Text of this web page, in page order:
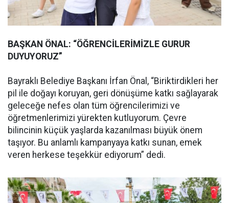
BAŞKAN ÖNAL: “ÖĞRENCİLERİMİZLE GURUR
DUYUYORUZ”
Bayraklı Belediye Başkanı İrfan Önal, “Biriktirdikleri her
pil ile doğayı koruyan, geri dönüşüme katkı sağlayarak
geleceğe nefes olan tüm öğrencilerimizi ve
öğretmenlerimizi yürekten kutluyorum. Çevre
bilincinin küçük yaşlarda kazanılması büyük önem
taşıyor. Bu anlamlı kampanyaya katkı sunan, emek
veren herkese teşekkür ediyorum” dedi.